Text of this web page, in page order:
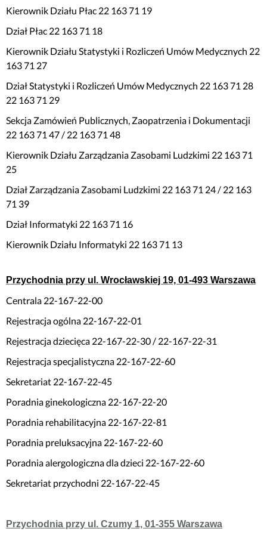
Kierownik Działu Płac 22 163 71 19
Dział Płac 22 163 71 18
Kierownik Działu Statystyki i Rozliczeń Umów Medycznych 22
163 71 27
Dział Statystyki i Rozliczeń Umów Medycznych 22 163 71 28
22 163 71 29
Sekcja Zamówień Publicznych, Zaopatrzenia i Dokumentacji
22 163 71 47 / 22 163 71 48
Kierownik Działu Zarządzania Zasobami Ludzkimi 22 163 71
25
Dział Zarządzania Zasobami Ludzkimi 22 163 71 24 / 22 163
71 39
Dział Informatyki 22 163 71 16
Kierownik Działu Informatyki 22 163 71 13
Przychodnia przy ul. Wrocławskiej 19, 01-493 Warszawa
Centrala 22-167-22-00
Rejestracja ogólna 22-167-22-01
Rejestracja dziecięca 22-167-22-30 / 22-167-22-31
Rejestracja specjalistyczna 22-167-22-60
Sekretariat 22-167-22-45
Poradnia ginekologiczna 22-167-22-20
Poradnia rehabilitacyjna 22-167-22-81
Poradnia preluksacyjna 22-167-22-60
Poradnia alergologiczna dla dzieci 22-167-22-60
Sekretariat przychodni 22-167-22-45
Przychodnia przy ul. Czumy 1, 01-355 Warszawa